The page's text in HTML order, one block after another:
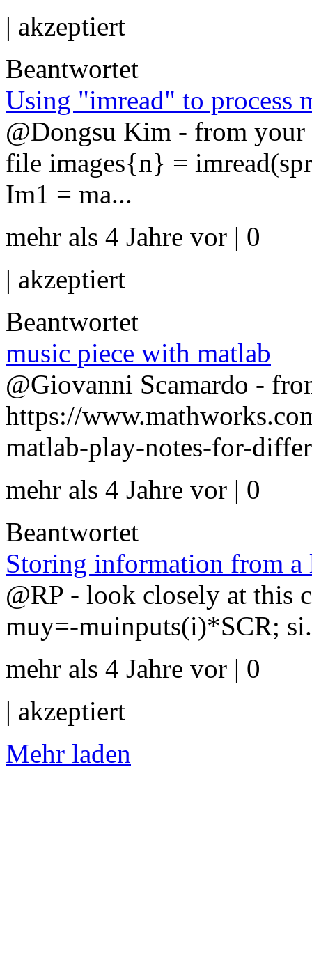
| akzeptiert
Beantwortet
Using "imread" to process
@Dongsu Kim - from
file images{n} =
Im1 = ma...
mehr als 4 Jahre vor | 0
| akzeptiert
Beantwortet
music piece with matlab
@Giovanni Scamardo -
https://
matlab-play-notes-for-
mehr als 4 Jahre vor | 0
Beantwortet
Storing information from a
@RP - look closely at
muy=-muinputs(i)*SCR;
mehr als 4 Jahre vor | 0
| akzeptiert
Mehr laden